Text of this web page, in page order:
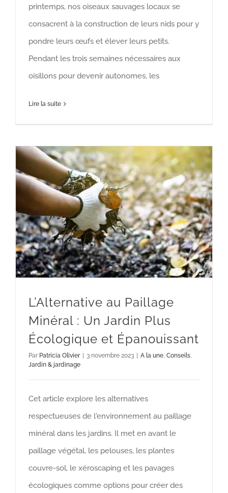
printemps, nos oiseaux sauvages locaux se
consacrent à la construction de leurs nids pour y
pondre leurs œufs et élever leurs petits.
Pendant les trois semaines nécessaires aux
oisillons pour devenir autonomes, les
Lire la suite
L’Alternative au Paillage
Minéral : Un Jardin Plus
Écologique et Épanouissant
Par Patricia Olivier 3 novembre 2023 A la une, Conseils,
Jardin & jardinage
Cet article explore les alternatives
respectueuses de l'environnement au paillage
minéral dans les jardins. Il met en avant le
paillage végétal, les pelouses, les plantes
couvre-sol, le xéroscaping et les pavages
écologiques comme options pour créer des